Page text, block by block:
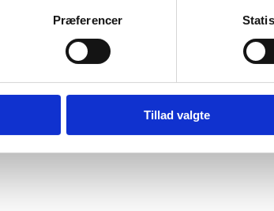
Præferencer
Tillad valgte
forlængelse - Flere links